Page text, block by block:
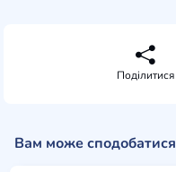
Поділитися
Вам може сподобатися